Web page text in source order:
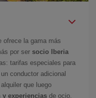
ofrece la gama más
por ser socio Iberia
tarifas especiales para
conductor adicional
que luego
experiencias de ocio.